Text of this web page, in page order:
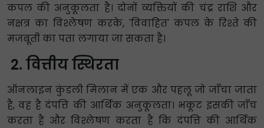
कपल की अनुकूलता है। दोनों व्यक्तियों की चंद्र राशि और
नक्षत्र का विश्लेषण करके, 'विवाहित' कपल के रिश्ते की
मजबूती का पता लगाया जा सकता है।
वित्तीय स्थिरता
ऑनलाइन कुंडली मिलान में एक और पहलू जो जाँचा जाता
है, वह है दंपत्ति की आर्थिक अनुकूलता। भकूट इसकी जाँच
करता है और विश्लेषण करता है कि दंपत्ति की आर्थिक